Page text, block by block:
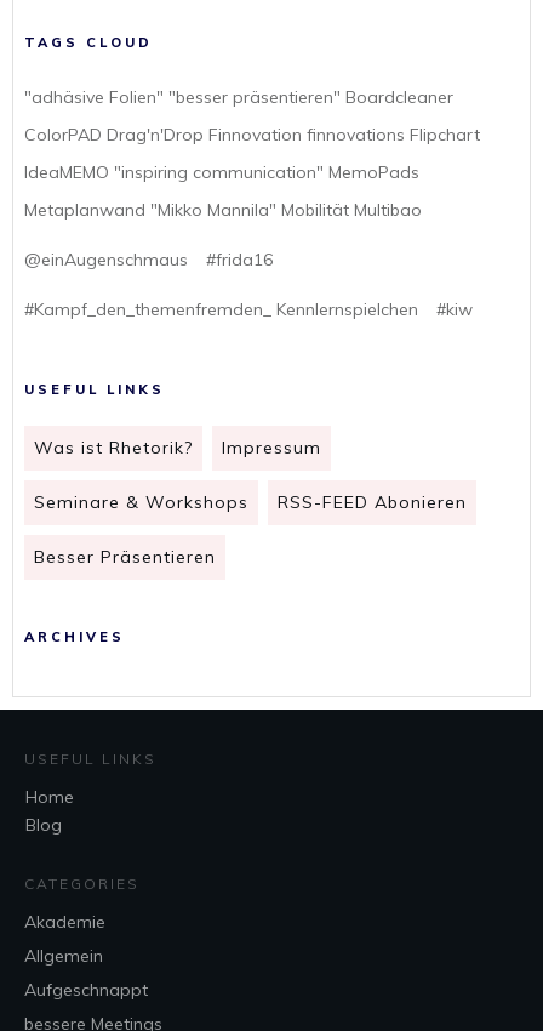
TAGS CLOUD
"adhäsive Folien" "besser präsentieren" Boardcleaner
ColorPAD Drag'n'Drop Finnovation finnovations Flipchart
IdeaMEMO "inspiring communication" MemoPads
Metaplanwand "Mikko Mannila" Mobilität Multibao
@einAugenschmaus #frida16
#Kampf_den_themenfremden_ Kennlernspielchen #kiw
USEFUL LINKS
Was ist Rhetorik? Impressum
Seminare & Workshops RSS-FEED Abonieren
Besser Präsentieren
ARCHIVES
USEFUL LINKS
Home
Blog
CATEGORIES
Akademie
Allgemein
Aufgeschnappt
bessere Meetings